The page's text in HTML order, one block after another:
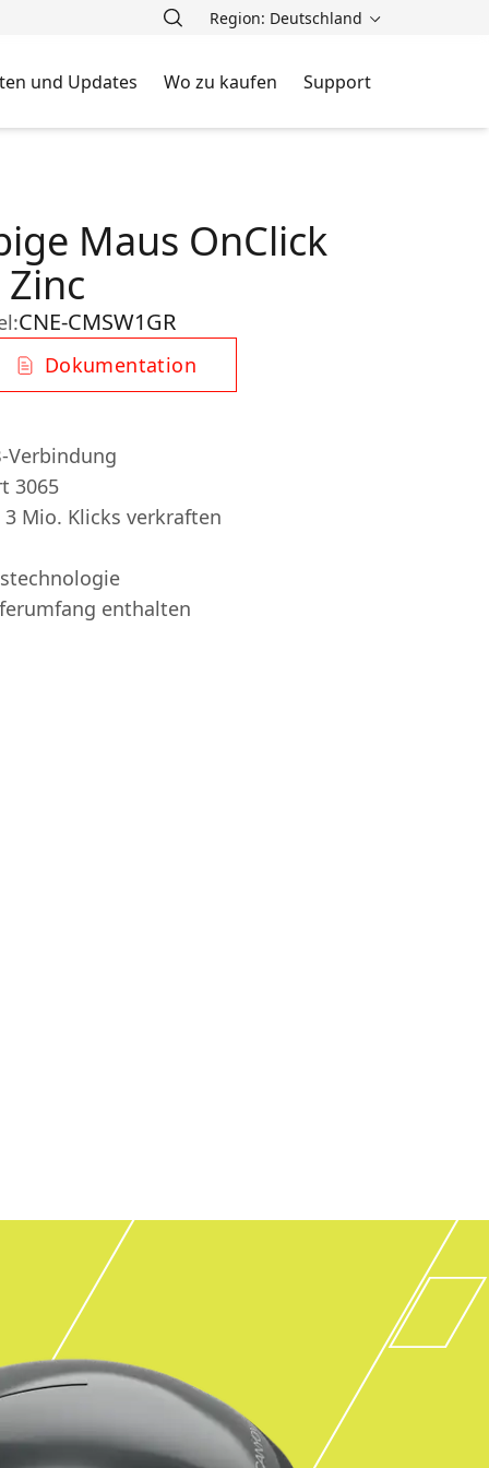
Region: Deutschland
und Updates Wo zu kaufen Support
Maus OnClick
CNE-CMSW1GR
Dokumentation
Verbindung
3065
3 Mio. Klicks verkraften
enthalten